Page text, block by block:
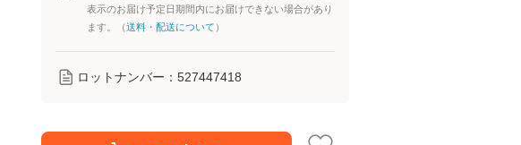
表示のお届け予定日期間内にお届けできない場合があり
ます。（送料・配送について ）
ロットナンバー： 527447418